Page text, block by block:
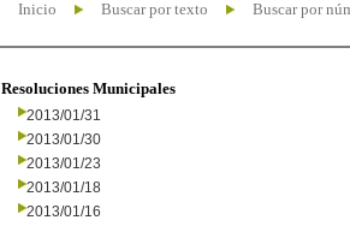
Inicio Buscar por texto Buscar por
Resoluciones Municipales
2013/01/31
2013/01/30
2013/01/23
2013/01/18
2013/01/16